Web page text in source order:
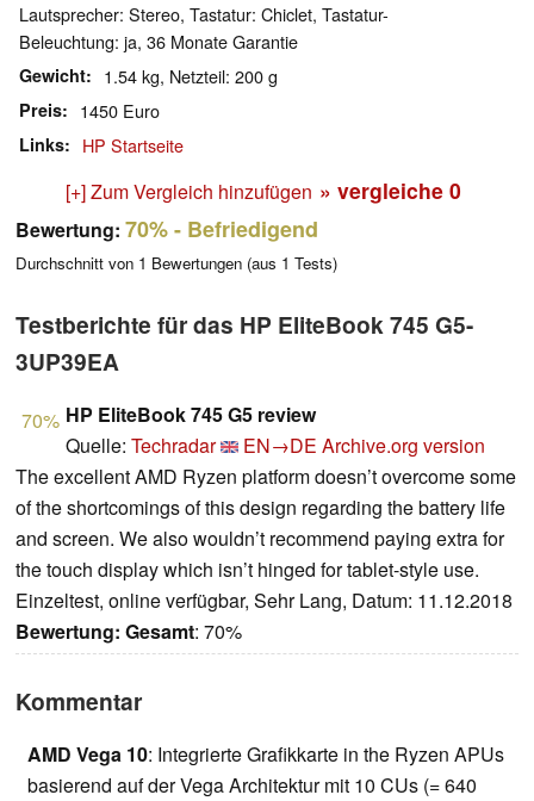
Lautsprecher: Stereo, Tastatur: Chiclet, Tastatur-
Beleuchtung: ja, 36 Monate Garantie
Gewicht 1.54 kg, Netzteil: 200 g
Preis 1450 Euro
Links HP Startseite
[+] Zum Vergleich hinzufügen » vergleiche 0
Bewertung: 70%- Befriedigend
Durchschnitt von 1 Bewertungen (aus 1 Tests)
Testberichte für das HP EliteBook 745 G5-
3UP39EA
70% HP EliteBook 745 G5 review
Quelle: Techradar EN→DE Archive.org version
The excellent AMD Ryzen platform doesn’t overcome some
of the shortcomings of this design regarding the battery life
and screen. We also wouldn’t recommend paying extra for
the touch display which isn’t hinged for tablet-style use.
Einzeltest, online verfügbar, Sehr Lang, Datum: 11.12.2018
Bewertung: Gesamt: 70%
Kommentar
AMD Vega 10: Integrierte Grafikkarte in the Ryzen APUs
basierend auf der Vega Architektur mit 10 CUs (= 640